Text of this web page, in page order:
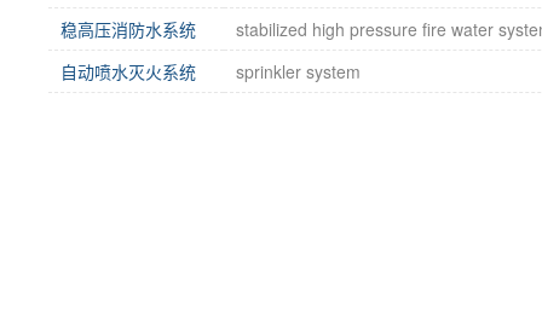
稳高压消防水系统
stabilized high pressure fire water
自动喷水灭火系统
sprinkler system